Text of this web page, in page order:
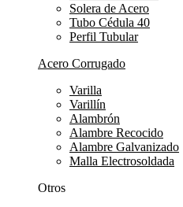
Solera de Acero
Tubo Cédula 40
Perfil Tubular
Acero Corrugado
Varilla
Varillín
Alambrón
Alambre Recocido
Alambre Galvanizado
Malla Electrosoldada
Otros